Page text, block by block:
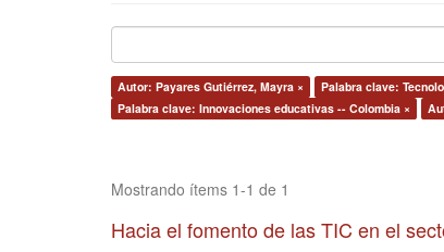
Autor: Payares Gutiérrez, Mayra × Palabra clave:
Palabra clave: Innovaciones educativas -- Colombia ×
Mostrando ítems 1-1 de 1
Hacia el fomento de las TIC en el